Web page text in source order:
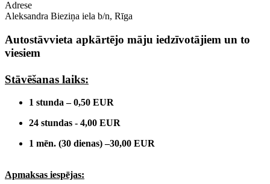
Adrese
Aleksandra Bieziņa iela b/n, Rīga
Autostāvvieta apkārtējo māju iedzīvotājiem un to
viesiem
Stāvēšanas laiks:
1 stunda – 0,50 EUR
24 stundas - 4,00 EUR
1 mēn. (30 dienas) –30,00 EUR
Apmaksas iespējas: